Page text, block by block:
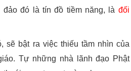
đảo đó là tín đồ tiềm năng, là đối
sẽ bật ra việc thiếu tầm nhìn của
Tự những nhà lãnh đạo Phật